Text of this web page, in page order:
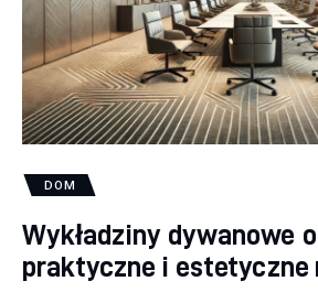
DOM
Wykładziny dywanowe
praktyczne i estetyczne